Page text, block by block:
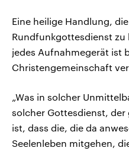
Eine heilige Handlung,
Rundfunkgottesdienst zu
jedes Aufnahmegerät ist
Christengemeinschaft
„Was in solcher
solcher Gottesdienst,
ist, dass die, die da
Seelenleben mitgehen,